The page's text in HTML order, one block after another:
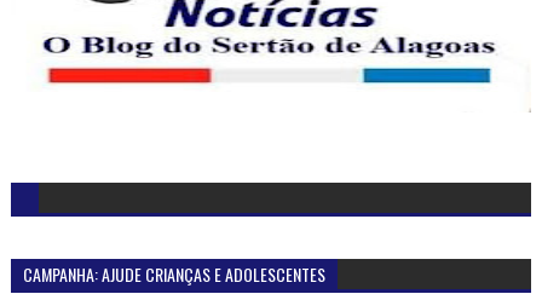
CAMPANHA: AJUDE CRIANÇAS E ADOLESCENTES